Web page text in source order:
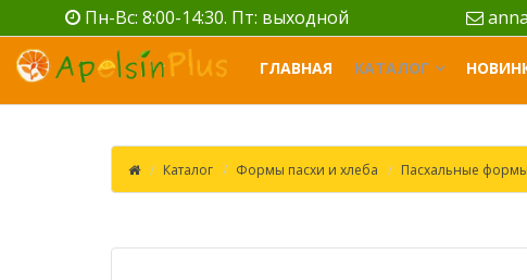
Пн-Вс: 8:00-14:30. Пт: выходной
ГЛАВНАЯ КАТАЛОГ
Каталог Формы пасхи и хлеба Пасхальные формы